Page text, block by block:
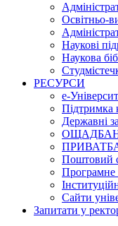
Освітньо-
Наукові
Наукова
РЕСУРСИ
е-
Підтримка
Державні
Поштовий
Програмне
Сайти
Запитати у